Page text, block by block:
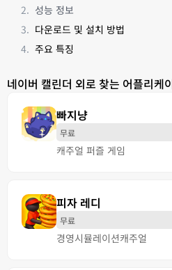
성능 정보
다운로드 및 설치 방법
주요 특징
네이버 캘린더 외로 찾는 어플리케
빠지냥
무료
캐주얼 퍼즐 게임
피자 레디
무료
경영시뮬레이션캐주얼